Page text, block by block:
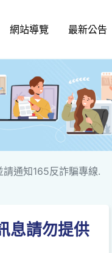
網站導覽 最新公告
通知165反詐騙專線.
息請勿提供